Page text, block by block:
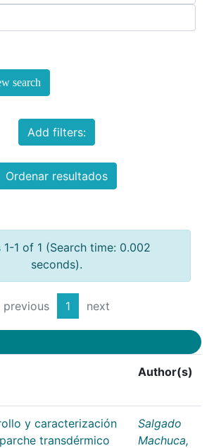
search
Add filters:
Ordenar resultados
1-1 of 1 (Search time: 0.002
seconds).
previous 1 next
Author(s)
y caracterización
transdérmico
Salgado
Machuca,